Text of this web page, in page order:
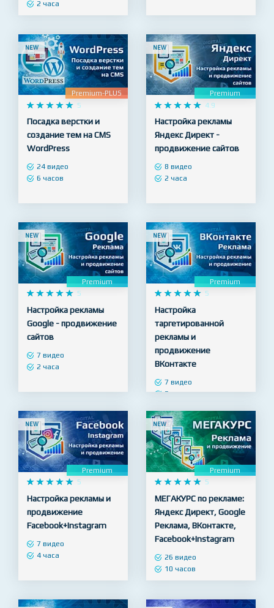
ускоритель для HTML
2 часа
NEW
Premium-PLUS
    
     5
создание тем на CMS
WordPress
NEW
    
     4.9
Настройка рекламы
Яндекс Директ -
продвижение сайтов
NEW
    
     5
Google - продвижение
сайтов
NEW
    
     5
Настройка
таргетированной
продвижение
7 видео
3 часа
NEW
Premium
    
     5
Настройка рекламы и
продвижение
Facebook+Instagram
NEW
Premium
    
     5
МЕГАКУРС по рекламе:
Яндекс Директ, Google
Реклама, ВКонтакте,
Facebook+Instagram
10 часов